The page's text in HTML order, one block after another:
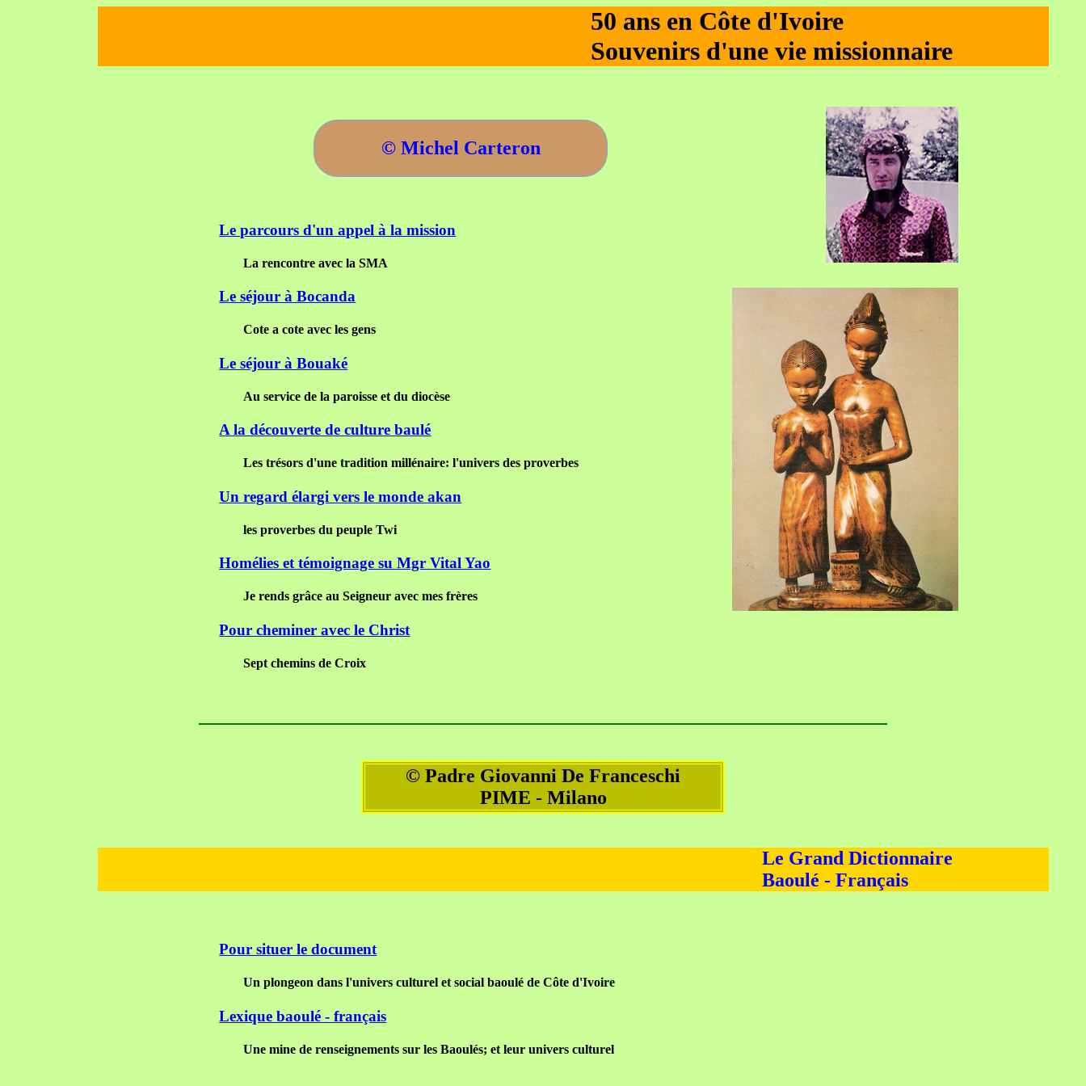
50 ans en Côte d'Ivoire
Souvenirs d'une vie missionnaire
© Michel Carteron
Le parcours d'un appel à la mission
La rencontre avec la SMA
Le séjour à Bocanda
Cote a cote avec les gens
Le séjour à Bouaké
Au service de la paroisse et du diocèse
A la découverte de culture baulé
Les trésors d'une tradition millénaire: l'univers des proverbes
Un regard élargi vers le monde akan
les proverbes du peuple Twi
Homélies et témoignage su Mgr Vital Yao
Je rends grâce au Seigneur avec mes frères
Pour cheminer avec le Christ
Sept chemins de Croix
© Padre Giovanni De Franceschi
PIME - Milano
Le Grand Dictionnaire
Baoulé - Français
Pour situer le document
Un plongeon dans l'univers culturel et social baoulé de Côte d'Ivoire
Lexique baoulé - français
Une mine de renseignements sur les Baoulés; et leur univers culturel